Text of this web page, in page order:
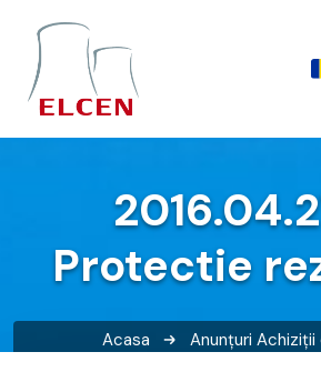
Protectie
Acasa Anunțuri